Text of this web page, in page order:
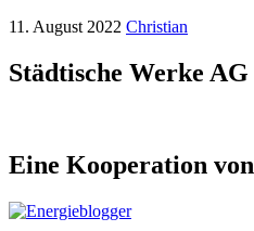
11. August 2022 Christian
Städtische Werke AG
Eine Kooperation von